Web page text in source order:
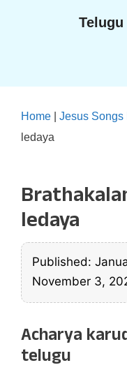
Home Jesus Songs
ledaya
ledaya
Published:
November 3,
Acharya
telugu